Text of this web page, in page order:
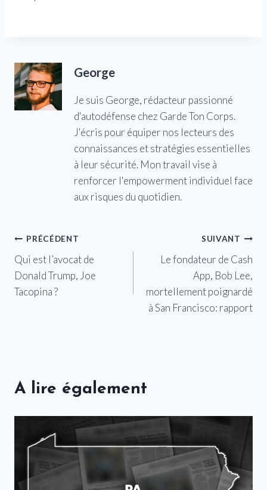
George
Je suis George, rédacteur passionné
d'autodéfense chez Garde Ton Corps.
J'écris pour équiper nos lecteurs des
connaissances et stratégies essentielles
à leur sécurité. Mon travail vise à
renforcer l'empowerment individuel face
aux risques du quotidien.
Navigation
de
l’article
PRÉCÉDENT
Qui est l’avocat de
Donald Trump, Joe
Tacopina ?
SUIVANT
Le fondateur de Cash
App, Bob Lee,
mortellement poignardé
à San Francisco: rapport
A lire également